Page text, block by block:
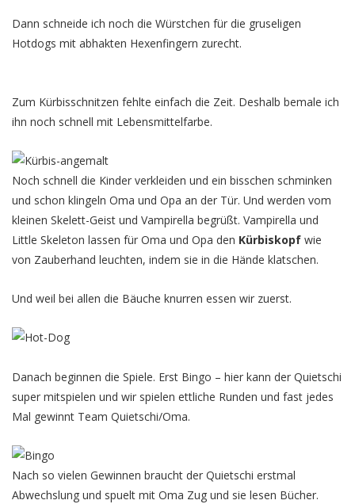
Dann schneide ich noch die Würstchen für die gruseligen
Hotdogs mit abhakten Hexenfingern zurecht.
Zum Kürbisschnitzen fehlte einfach die Zeit. Deshalb bemale ich
ihn noch schnell mit Lebensmittelfarbe.
Noch schnell die Kinder verkleiden und ein bisschen schminken
und schon klingeln Oma und Opa an der Tür. Und werden vom
kleinen Skelett-Geist und Vampirella begrüßt. Vampirella und
Little Skeleton lassen für Oma und Opa den Kürbiskopf wie
von Zauberhand leuchten, indem sie in die Hände klatschen.
Und weil bei allen die Bäuche knurren essen wir zuerst.
Danach beginnen die Spiele. Erst Bingo – hier kann der Quietschi
super mitspielen und wir spielen ettliche Runden und fast jedes
Mal gewinnt Team Quietschi/Oma.
Nach so vielen Gewinnen braucht der Quietschi erstmal
Abwechslung und spuelt mit Oma Zug und sie lesen Bücher.